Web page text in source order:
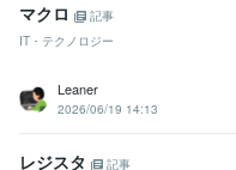
マクロ
記事
IT・テクノロジー
Leaner
2026/06/19 14:13
レジスタ
記事